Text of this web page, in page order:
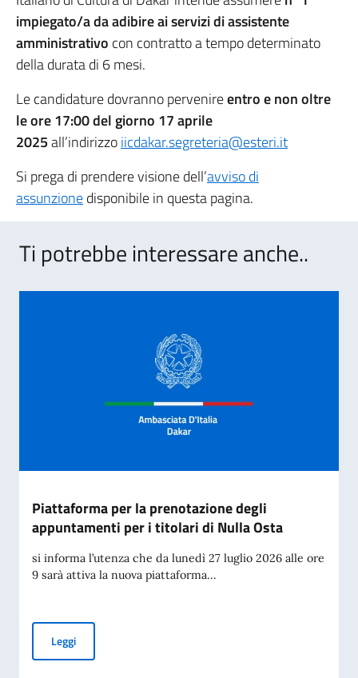
impiegato/a da adibire ai servizi di assistente
amministrativo con contratto a tempo determinato
della durata di 6 mesi.
Le candidature dovranno pervenireentro e non oltre
le ore 17:00 del giorno 17 aprile
2025all’indirizzoiicdakar.segreteria@esteri.it
Si prega di prendere visione dell’avviso di
assunzionedisponibile in questa pagina.
Ti potrebbe interessare anche..
Piattaforma per la prenotazione degli
appuntamenti per i titolari di Nulla Osta
si informa l’utenza che da lunedì 27 luglio 2026 alle ore
9 sarà attiva la nuova piattaforma...
LeggiPiattaforma per la prenotazione degli appuntamenti per i